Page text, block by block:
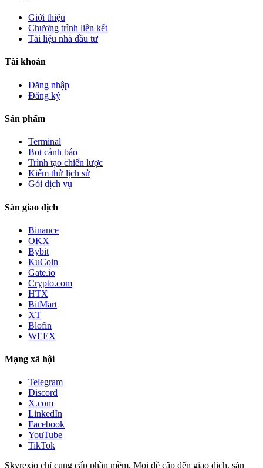
Giới thiệu
Chương trình liên kết
Tài liệu nhà đầu tư
Tài khoản
Đăng nhập
Đăng ký
Sản phẩm
Terminal
Bot cảnh báo
Trình tạo chiến lược
Kiểm thử lịch sử
Gói dịch vụ
Sàn giao dịch
Binance
OKX
Bybit
KuCoin
Gate.io
Crypto.com
HTX
BitMart
XT
Blofin
WEEX
Mạng xã hội
Telegram
Discord
X.com
LinkedIn
Facebook
YouTube
TikTok
Skyrexio chỉ cung cấp phần mềm. Mọi đề cập đến giao dịch, sàn